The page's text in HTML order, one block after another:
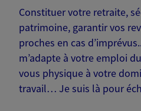
Constituer votre retraite,
patrimoine, garantir vos
proches en cas
m’adapte à votre emploi
vous physique à votre
travail… Je suis là pour